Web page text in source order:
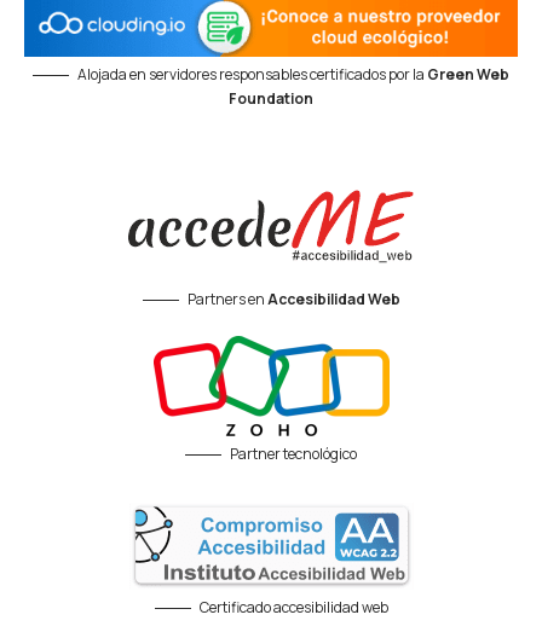
Alojada en servidores responsables certificados por la Green Web
Foundation
Partners enAccesibilidad Web
Partner tecnológico
Certificado accesibilidad web